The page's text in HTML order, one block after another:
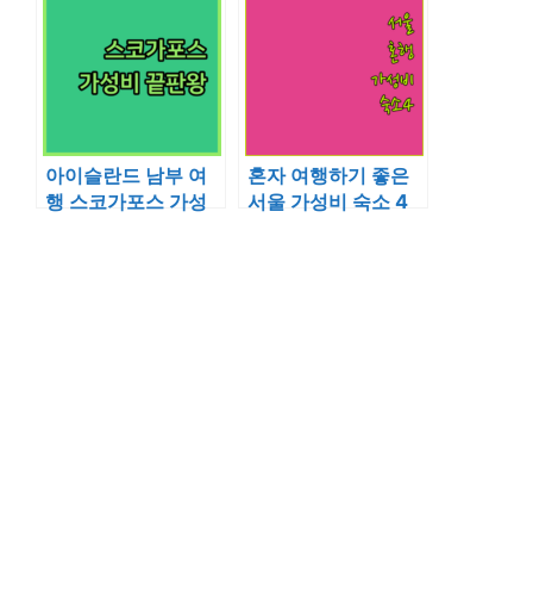
아이슬란드 남부 여
행 스코가포스 가성
혼자 여행하기 좋은
서울 가성비 숙소 4